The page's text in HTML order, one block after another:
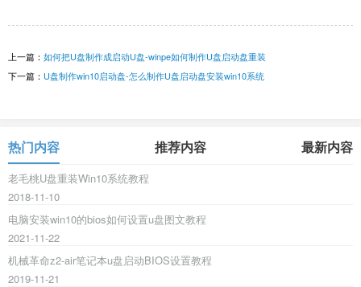
上一篇： 如何把U盘制作成启动U盘-winpe如何制作U盘启动盘重装
下一篇： U盘制作win10启动盘-怎么制作U盘启动盘安装win10系统
热门内容 推荐内容 最新内容
老毛桃U盘重装Win10系统教程
2018-11-10
电脑安装win10的bios如何设置u盘图文教程
2021-11-22
机械革命z2-air笔记本u盘启动BIOS设置教程
2019-11-21